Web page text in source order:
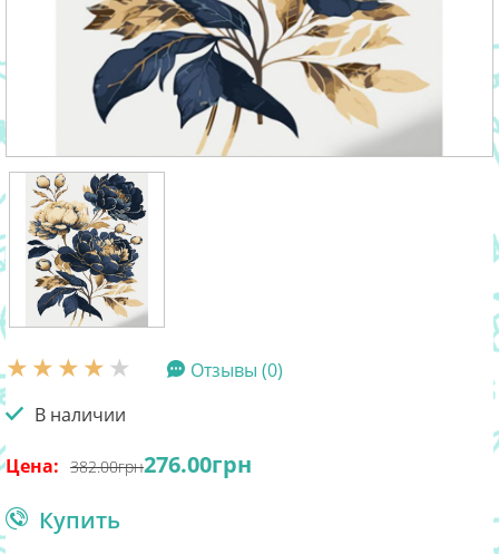
Отзывы (0)
В наличии
Цена: 382.00грн276.00грн
Купить